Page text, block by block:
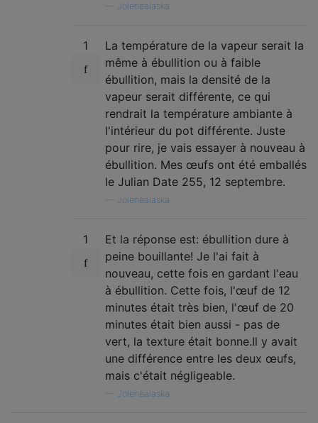
Jolenealaska
1
La température de la vapeur serait la
même à ébullition ou à faible
ébullition, mais la densité de la
vapeur serait différente, ce qui
rendrait la température ambiante à
l'intérieur du pot différente. Juste
pour rire, je vais essayer à nouveau à
ébullition. Mes œufs ont été emballés
le Julian Date 255, 12 septembre.
Jolenealaska
1
Et la réponse est: ébullition dure à
peine bouillante! Je l'ai fait à
nouveau, cette fois en gardant l'eau
à ébullition. Cette fois, l'œuf de 12
minutes était très bien, l'œuf de 20
minutes était bien aussi - pas de
vert, la texture était bonne.Il y avait
une différence entre les deux œufs,
mais c'était négligeable.
Jolenealaska